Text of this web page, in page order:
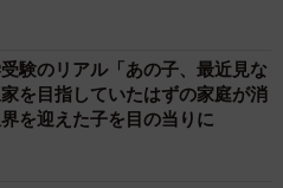
受験のリアル「あの子、最近見な
を目指していたはずの家庭が消
を迎えた子を目の当りに